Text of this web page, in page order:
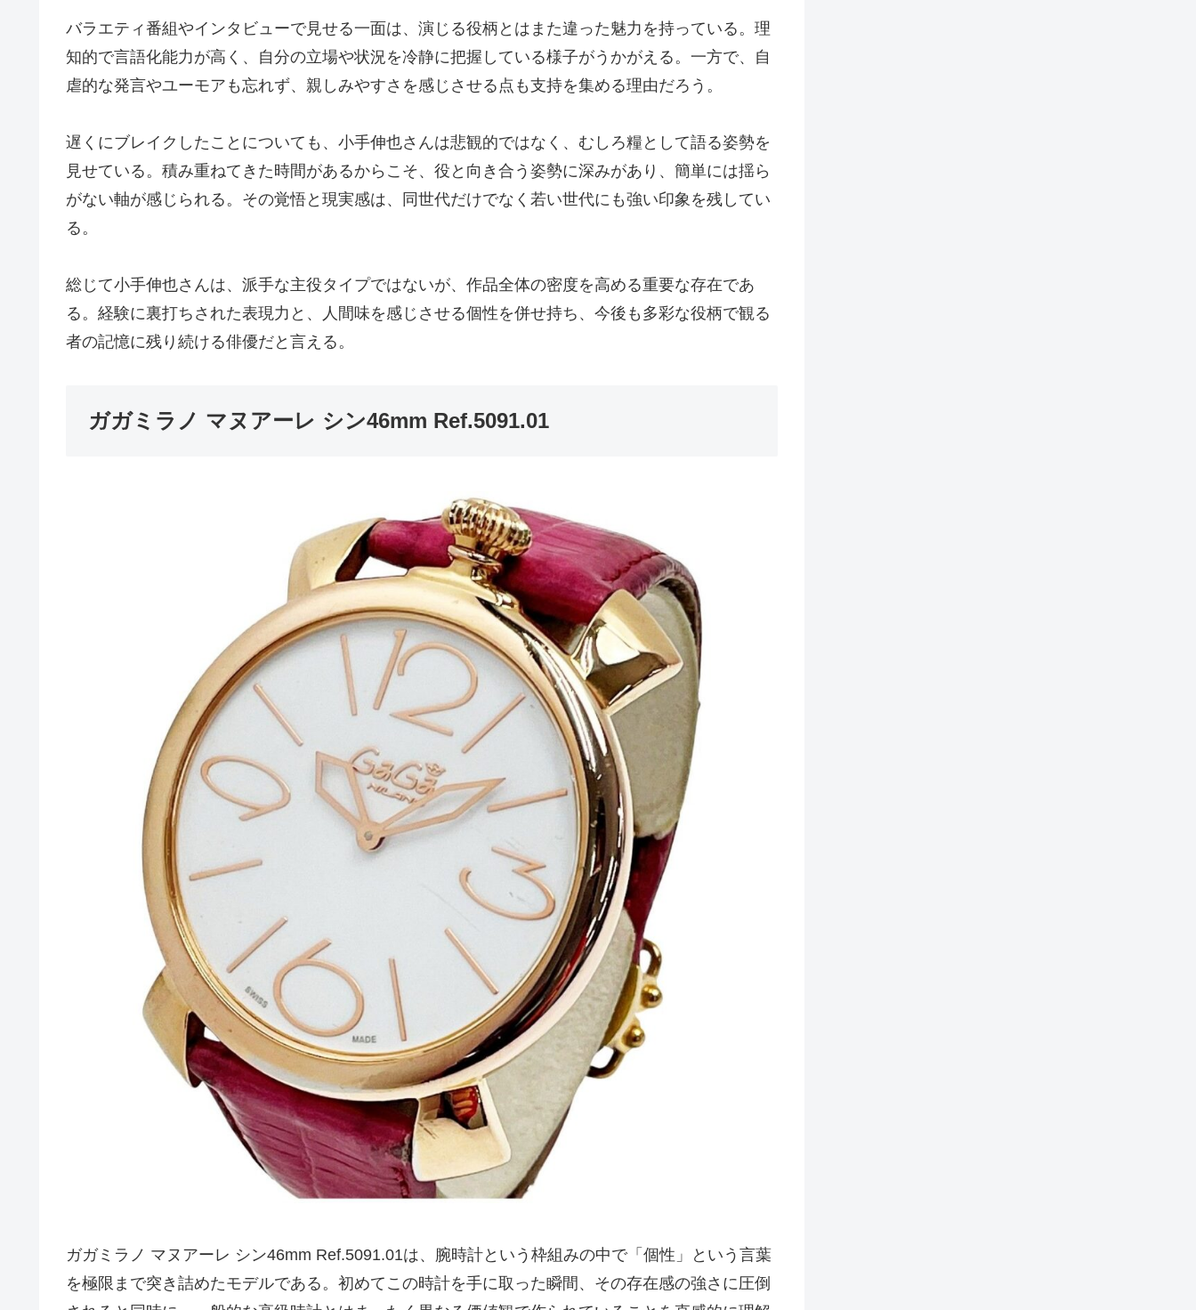
バラエティ番組やインタビューで見せる一面は、演じる役柄とはまた違った魅力を持っている。理
知的で言語化能力が高く、自分の立場や状況を冷静に把握している様子がうかがえる。一方で、自
虐的な発言やユーモアも忘れず、親しみやすさを感じさせる点も支持を集める理由だろう。
遅くにブレイクしたことについても、小手伸也さんは悲観的ではなく、むしろ糧として語る姿勢を
見せている。積み重ねてきた時間があるからこそ、役と向き合う姿勢に深みがあり、簡単には揺ら
がない軸が感じられる。その覚悟と現実感は、同世代だけでなく若い世代にも強い印象を残してい
る。
総じて小手伸也さんは、派手な主役タイプではないが、作品全体の密度を高める重要な存在であ
る。経験に裏打ちされた表現力と、人間味を感じさせる個性を併せ持ち、今後も多彩な役柄で観る
者の記憶に残り続ける俳優だと言える。
ガガミラノ マヌアーレ シン46mm Ref.5091.01
ガガミラノ マヌアーレ シン46mm Ref.5091.01は、腕時計という枠組みの中で「個性」という言葉
を極限まで突き詰めたモデルである。初めてこの時計を手に取った瞬間、その存在感の強さに圧倒